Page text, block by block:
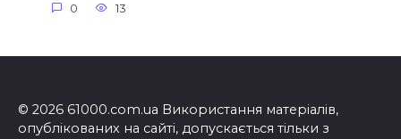
0 13
© 2026 61000.com.ua Використання матеріалів,
опублікованих на сайті, допускається тільки з